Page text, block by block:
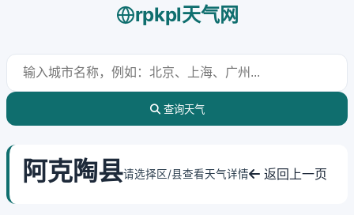
rpkpl天气网
查询天气
阿克陶县请选择区/县查看天气详情 返回上一页